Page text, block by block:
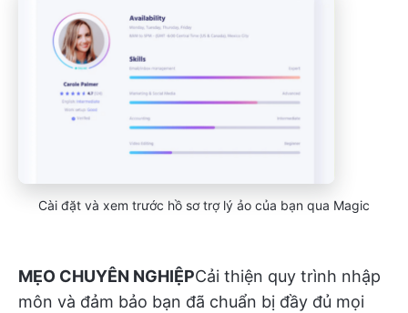
Cài đặt và xem trước hồ sơ trợ lý ảo của bạn qua Magic
MẸO CHUYÊN NGHIỆPCải thiện quy trình nhập
môn và đảm bảo bạn đã chuẩn bị đầy đủ mọi